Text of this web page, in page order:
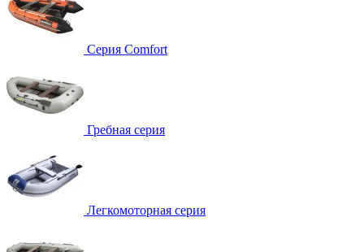
Серия Comfort
Гребная серия
Легкомоторная серия